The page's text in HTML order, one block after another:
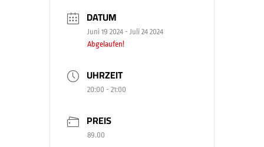
DATUM
Juni 19 2024 - Juli 24 2024
Abgelaufen!
UHRZEIT
20:00 - 21:00
PREIS
89.00